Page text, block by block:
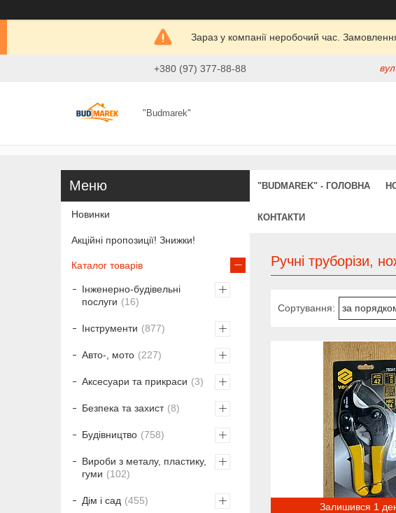
Зараз у компанії неробочий час.
+380 (97) 377-88-88
"Budmarek"
"BUDMAREK" - ГОЛОВНА
КОНТАКТИ
Ручні труборізи,
Залишився 1
Новинки
Акційні пропозиції! Знижки!
Каталог товарів
Інженерно-будівельні
послуги
16
Інструменти 877
Авто-, мото 227
Аксесуари та прикраси 3
Безпека та захист 8
Будівництво 758
Вироби з металу, пластику,
гуми
102
Дім і сад 455